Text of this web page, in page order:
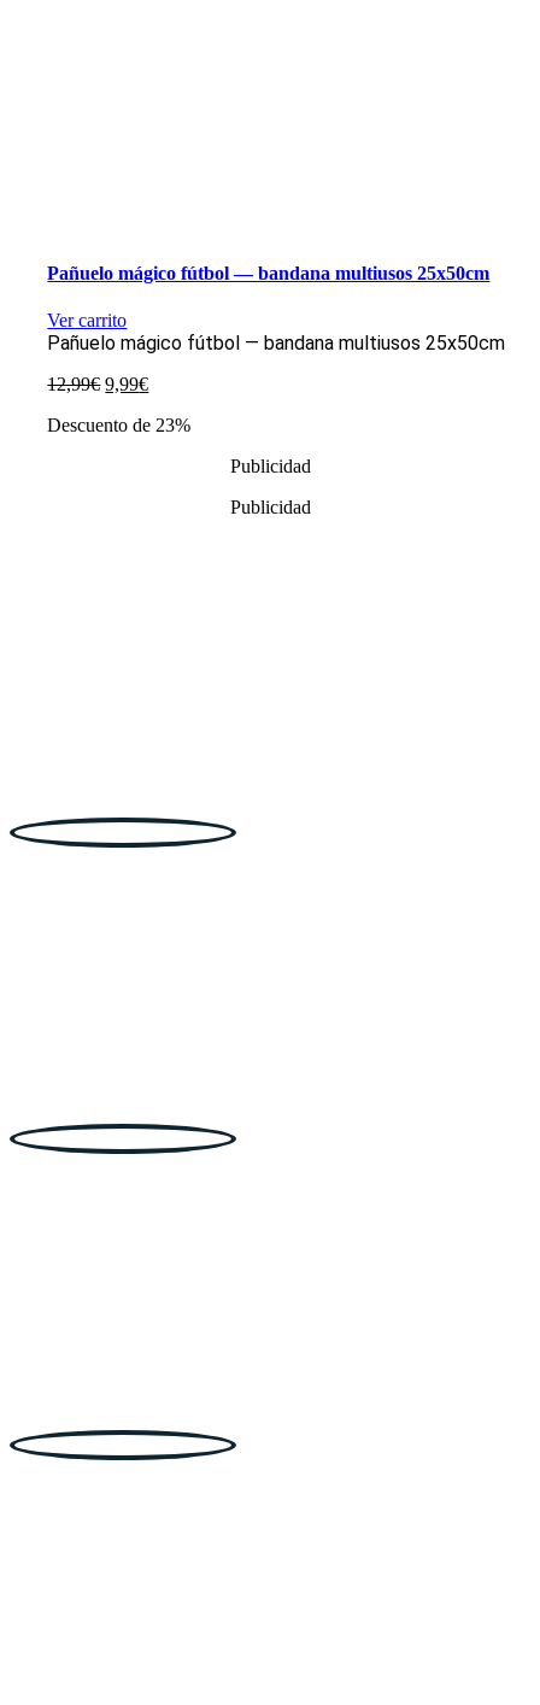
Pañuelo mágico fútbol — bandana multiusos 25x50cm
Ver carrito
Pañuelo mágico fútbol — bandana multiusos 25x50cm
12,99€ El
original
9,99€El
actual
Descuento de 23%
Publicidad
Publicidad